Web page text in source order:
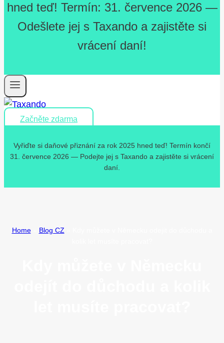
hned teď! Termín: 31. července 2026 —
Odešlete jej s Taxando a zajistěte si
vrácení daní!
Začněte zdarma
Vyřiďte si daňové přiznání za rok 2025 hned teď! Termín končí
31. července 2026 — Podejte jej s Taxando a zajistěte si vrácení
daní.
Home» Blog CZ